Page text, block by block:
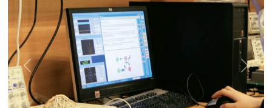
Previous
Next